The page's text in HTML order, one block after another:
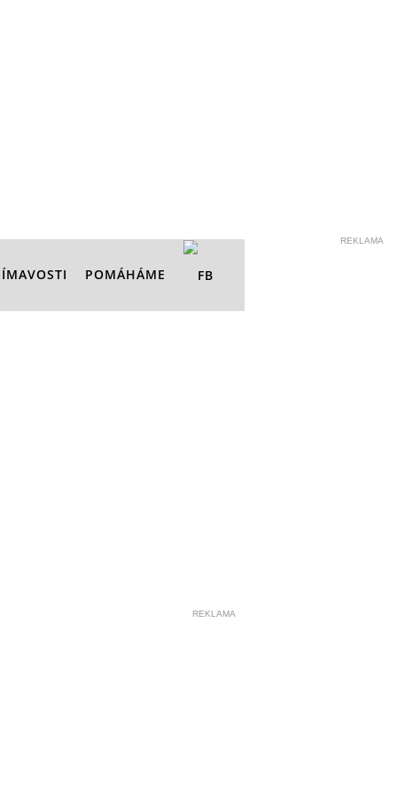
REKLAMA
POMÁHÁME
REKLAMA